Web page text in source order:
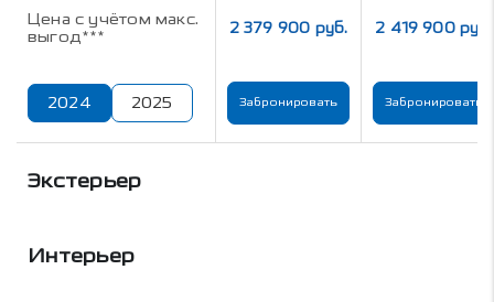
Цена с учётом макс.
выгод***
2 379 900 руб. 2 419 900 руб.
2024 2025 Забронировать Забронировать
Экстерьер
Интерьер